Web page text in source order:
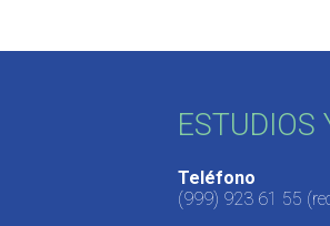
ESTUDIOS
Teléfono
(999) 923 61 55